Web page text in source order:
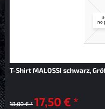
T-Shirt MALOSSI schwarz,
18,00 € * 17,50 € *